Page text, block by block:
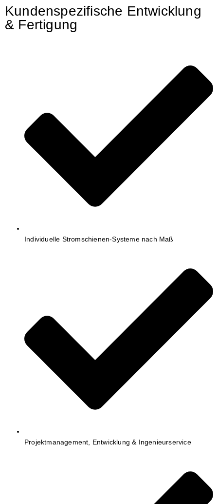
Kundenspezifische Entwicklung
& Fertigung
Individuelle Stromschienen-Systeme nach Maß
Projektmanagement, Entwicklung & Ingenieurservice